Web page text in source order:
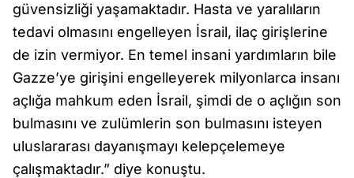
güvensizliği yaşamaktadır. Hasta ve yaralıların
tedavi olmasını engelleyen İsrail, ilaç girişlerine
de izin vermiyor. En temel insani yardımların bile
Gazze’ye girişini engelleyerek milyonlarca insanı
açlığa mahkum eden İsrail, şimdi de o açlığın son
bulmasını ve zulümlerin son bulmasını isteyen
uluslararası dayanışmayı kelepçelemeye
çalışmaktadır.” diye konuştu.